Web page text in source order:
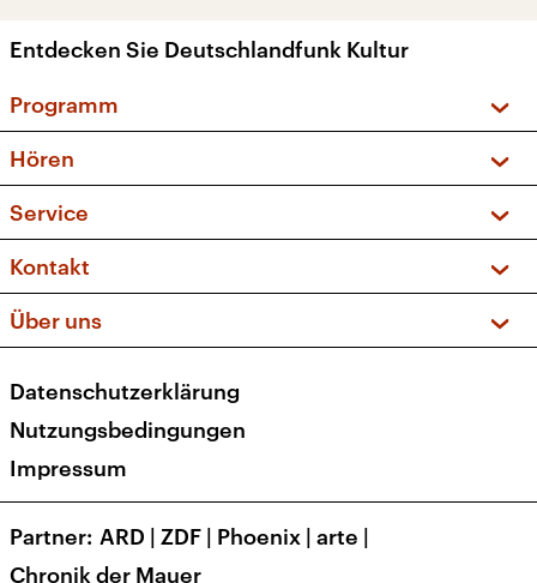
Entdecken Sie Deutschlandfunk Kultur
Programm
Sendungen und Podcasts
Musikliste
Kakadu – Das Kinderprogramm
Hören
Frequenzen (UKW + DAB+)
Service
FAQ
Apps
Newsletter
Veranstaltungen
Kontakt
Social Media
Über uns
Presse
Karriere
Transparenz
Datenschutzerklärung
Nutzungsbedingungen
Impressum
Partner ARD | ZDF | Phoenix | arte |
Chronik der Mauer